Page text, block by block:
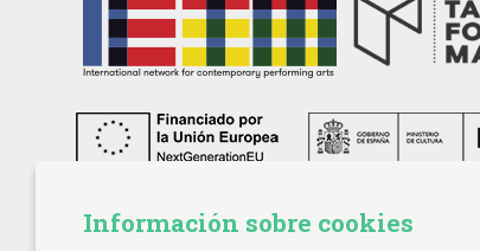
Información sobre cookies